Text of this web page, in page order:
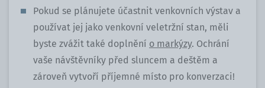
Pokud se plánujete účastnit venkovních výstav a
používat jej jako venkovní veletržní stan, měli
byste zvážit také doplnění o markýzy. Ochrání
vaše návštěvníky před sluncem a deštěm a
zároveň vytvoří příjemné místo pro konverzaci!